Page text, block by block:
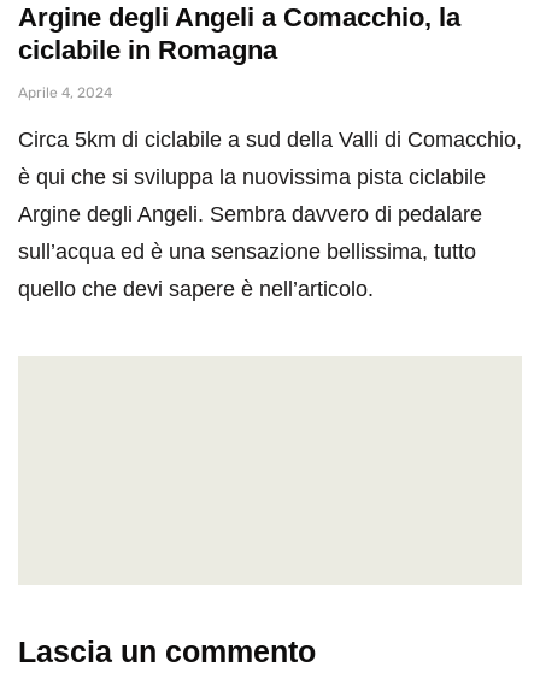
Argine degli Angeli a Comacchio, la
ciclabile in Romagna
Aprile 4, 2024
Circa 5km di ciclabile a sud della Valli di Comacchio,
è qui che si sviluppa la nuovissima pista ciclabile
Argine degli Angeli. Sembra davvero di pedalare
sull’acqua ed è una sensazione bellissima, tutto
quello che devi sapere è nell’articolo.
Lascia un commento